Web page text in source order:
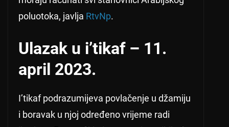
poluotoka, javlja RtvNp.
Ulazak u i’tikaf – 11.
april 2023.
I’tikaf podrazumijeva povlačenje u džamiju
i boravak u njoj određeno vrijeme radi